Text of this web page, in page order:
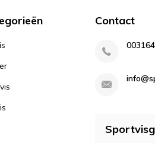
Contact